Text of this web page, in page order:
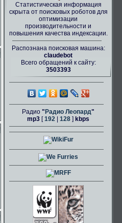
Статистическая информация
скрыта от поисковых роботов для
оптимизации
производительности и
повышения качества индексации.
Распознана поисковая машина:
claudebot
Всего обращений к сайту:
3503393
Радио " Радио Леопард"
mp3 [192 128 ] kbps